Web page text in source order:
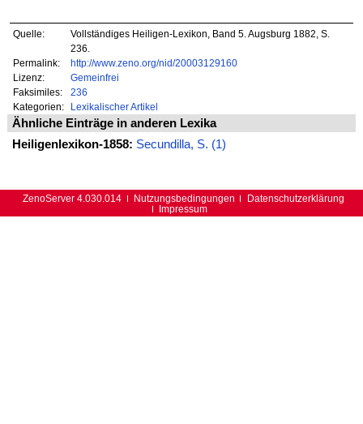
Quelle:
Vollständiges Heiligen-Lexikon, Band 5. Augsburg 1882, S.
236.
Permalink:
http://www.zeno.org/nid/20003129160
Lizenz:
Gemeinfrei
Faksimiles:
236
Kategorien:
Lexikalischer Artikel
Ähnliche Einträge in anderen Lexika
Heiligenlexikon-1858: Secundilla, S. (1)
ZenoServer 4.030.014 Nutzungsbedingungen
Datenschutzerklärung
Impressum